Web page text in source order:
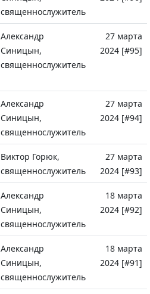
священнослужитель
Александр
Синицын,
священнослужитель
27 марта
2024 [#95]
Александр
Синицын,
священнослужитель
27 марта
2024 [#94]
Виктор Горюк,
священнослужитель
27 марта
2024 [#93]
Александр
Синицын,
священнослужитель
18 марта
2024 [#92]
Александр
Синицын,
священнослужитель
18 марта
2024 [#91]